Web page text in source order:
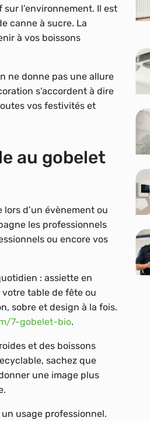
l’environnement. Il est
canne à sucre. La
à vos boissons
ne donne pas une allure
s’accordent à dire
vos festivités et
au gobelet
d’un évènement ou
les professionnels
ou encore vos
: assiette en
table de fête ou
sobre et design à la fois.
7-gobelet-bio.
et des boissons
sachez que
une image plus
usage professionnel.